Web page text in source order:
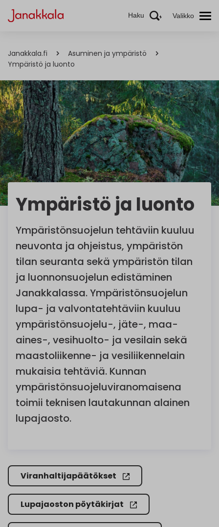
Haku Valikko
Janakkala.fi
Asuminen ja ympäristö
Ympäristö ja luonto
Ympäristö ja luonto
Ympäristönsuojelun tehtäviin kuuluu
neuvonta ja ohjeistus, ympäristön
tilan seuranta sekä ympäristön tilan
ja luonnonsuojelun edistäminen
Janakkalassa. Ympäristönsuojelun
lupa- ja valvontatehtäviin kuuluu
ympäristönsuojelu-, jäte-, maa-
aines-, vesihuolto- ja vesilain sekä
maastoliikenne- ja vesiliikennelain
mukaisia tehtäviä. Kunnan
ympäristönsuojeluviranomaisena
toimii teknisen lautakunnan alainen
lupajaosto.
Viranhaltijapäätökset
Lupajaoston pöytäkirjat